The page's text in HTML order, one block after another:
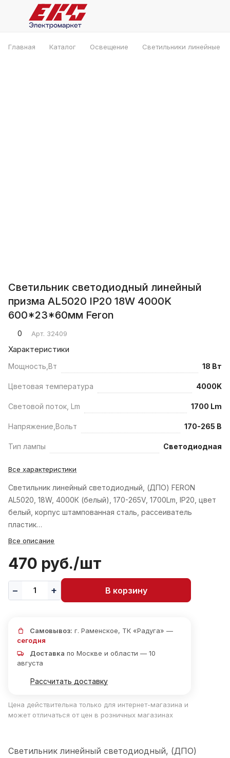
Главная Каталог Освещение Светильники линейные
Светильник светодиодный линейный
призма AL5020 IP20 18W 4000K
600*23*60мм Feron
0 Арт. 32409
Характеристики
Мощность,Вт 18 Вт
Цветовая температура 4000K
Световой поток, Lm 1700 Lm
Напряжение,Вольт 170-265 В
Тип лампы Светодиодная
Все характеристики
Светильник линейный светодиодный, (ДПО) FERON
AL5020, 18W, 4000К (белый), 170-265V, 1700Lm, IP20, цвет
белый, корпус штампованная сталь, рассеиватель
пластик…
Все описание
470 руб./шт
В корзину
Самовывоз: г. Раменское, ТК «Радуга» —
сегодня
Доставка по Москве и области — 10
августа
Рассчитать доставку
Цена действительна только для интернет-магазина и
может отличаться от цен в розничных магазинах
Светильник линейный светодиодный, (ДПО)